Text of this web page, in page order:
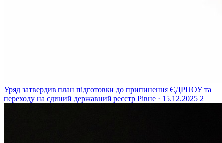
Уряд затвердив план підготовки до припинення ЄДРПОУ та
переходу на єдиний державний реєстр Рівне · 15.12.2025 2